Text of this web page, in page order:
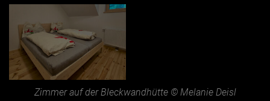
Zimmer auf der Bleckwandhütte © Melanie Deisl